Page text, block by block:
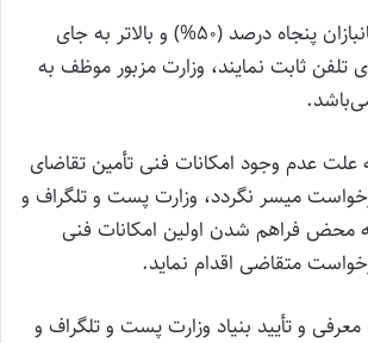
‌تبصره 1- چنانچه جانبازان پنجاه درصد (50%) و بالاتر به جای
تلفن ثابت نمایند، وزارت مزبور موظف به
به علت عدم وجود امکانات فنی تأمین تقاضای
میسر نگردد، وزارت پست و تلگراف و
فراهم شدن اولین امکانات فنی
متقاضی اقدام نماید.
معرفی و تأیید بنیاد وزارت پست و تلگراف و